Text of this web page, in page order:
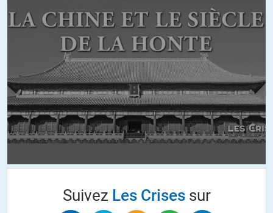
Stéphane// 19.08.2014 à 13h46
Vous n’êtes pas impuissant, déjà vous recherchez la vérité, et il faut
informer nos proches de ce qui se passe vraiment en Ukraine, de la
folie de nos dirigeants.
Et de proche en proche nous pourrons renverser les traîtres qui
gouvernent en notre nom en semant la guerre en Ukraine.
En cet anniversaire de la grande boucherie des peuples de 14-18 il
est plus que jamais important que les populations soient informées
cette folie. Mais cette fois-ci nous n’accepterons pas de nous
Nous ne sommes pas impuissant, nous sommes éveillés et
Suivez Les Crisessur